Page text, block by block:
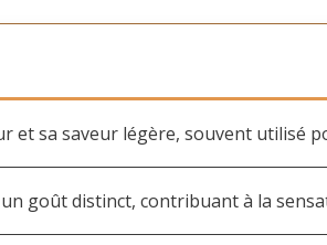
et sa saveur légère, souvent utilisé
goût distinct, contribuant à la